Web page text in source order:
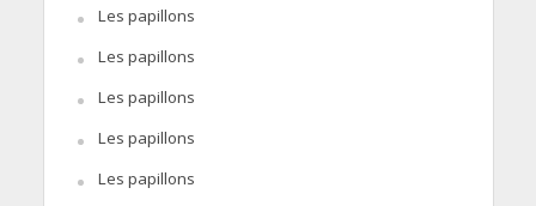
Les papillons
Les papillons
Les papillons
Les papillons
Les papillons